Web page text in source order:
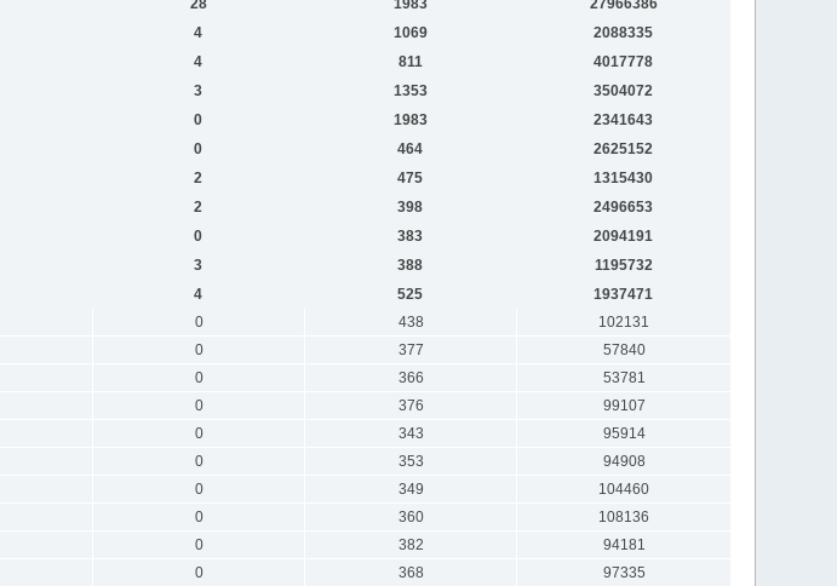
28 1983
27966386
4 1069
2088335
4 811
4017778
3 1353
3504072
0 1983
2341643
0 464
2625152
2 475
1315430
2 398
2496653
0 383
2094191
3 388
1195732
4 525
1937471
0 438
102131
0 377
57840
0 366
53781
0 376
99107
0 343
95914
0 353
94908
0 349
104460
0 360
108136
0 382
94181
0 368
97335